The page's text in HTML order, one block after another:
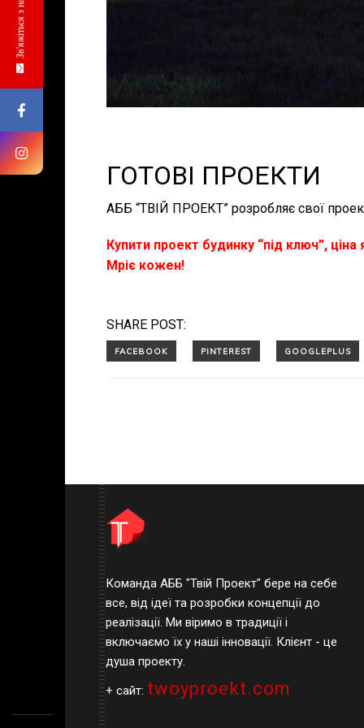
ГОТОВІ ПРОЕКТИ
АББ “ТВІЙ ПРОЕКТ” розробляє свої
Купити проект будинку “під ключ”,
Мріє кожен!
SHARE POST:
Команда АББ "Твій Проект" бере на себе
все, від ідеї та розробки концепції до
реалізації. Ми віримо в традиції і
включаємо їх у наші інновації. Клієнт - це
душа проекту.
+ сайт: twoyproekt.com
Зв'яжіться з нами